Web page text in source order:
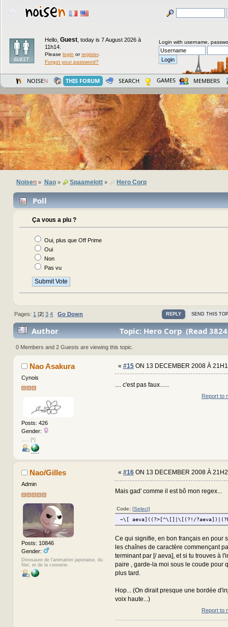
Hello, Guest today is 7 August 2026 à
11h14.
Please login orregister.
Forgot your password?
Login with username,
NOISEN THIS FORUM SEARCH GAMES MEMBERS
Noisen » Nao» Spaamelott» Hero Corp
Poll
Ça vous a plu ?
Oui, plus que Off Prime
Oui
Non
Pas vu
REPLY SEND THIS
Pages: 1 [2]3 4 Go Down
Author Topic: Hero Corp (Read
0 Members and 2 Guests are viewing this topic.
Nao Asakura
Cynois
Posts: 426
Gender:
..... {*}
« #15ON 13 DECEMBER 2008 À
.... c'est pas faux......
Report to
Nao/Gilles
Admin
Posts: 10846
Gender:
Dinosaure de l'animation japonaise, du
Net, et de la connerie.
« #16ON 13 DECEMBER 2008 À
Mais gad' comme il est bô mon regex...
Code: [Select]
~\[ aeva]((?>[^\[]|\[(?!/
Ce qui signifie, en bon français en pour
les chaînes de caractère commençant
terminant par [/ aeva], et si tu trouves à
paire , garde-la moi sous le coude pour
plus tard.
Hop... (On dirait presque une bordée
voix haute...)
Report to